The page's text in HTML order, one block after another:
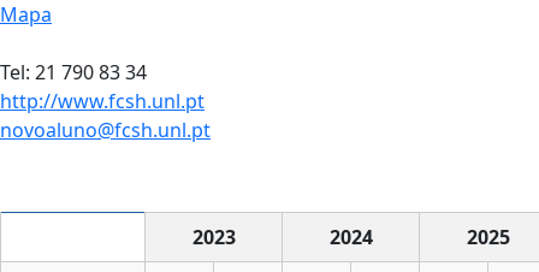
Mapa
Tel: 21 790 83 34
http://www.fcsh.unl.pt
novoaluno@fcsh.unl.pt
2023 2024
2025